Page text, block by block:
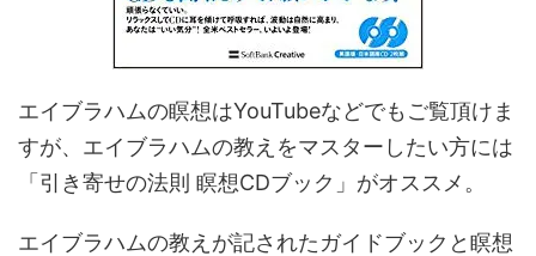
エイブラハムの瞑想はYouTubeなどでもご覧頂けま
すが、エイブラハムの教えをマスターしたい方には
「引き寄せの法則 瞑想CDブック」がオススメ。
エイブラハムの教えが記されたガイドブックと瞑想